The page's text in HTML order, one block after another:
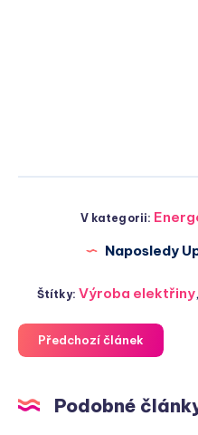
V kategorii:
Naposledy
Štítky:Výroba elektřiny
Předchozí článek
Podobné